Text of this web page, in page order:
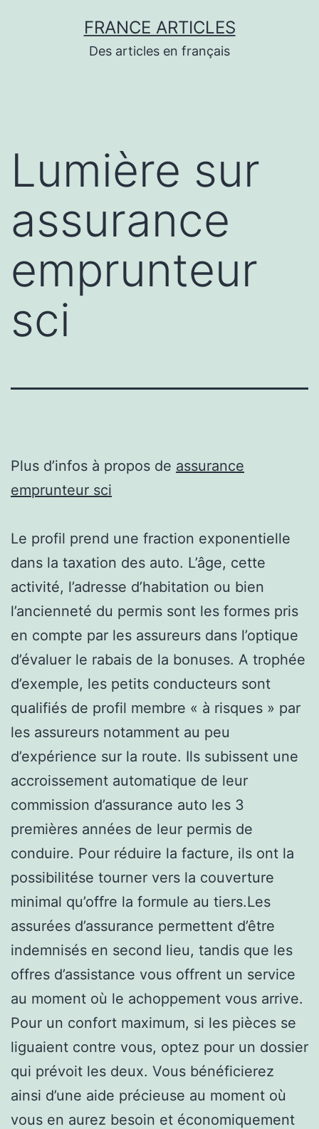
FRANCE ARTICLES
Des articles en français
Lumière sur
assurance
emprunteur
sci
Plus d’infos à propos de assurance
emprunteur sci
Le profil prend une fraction exponentielle
dans la taxation des auto. L’âge, cette
activité, l’adresse d’habitation ou bien
l’ancienneté du permis sont les formes pris
en compte par les assureurs dans l’optique
d’évaluer le rabais de la bonuses. A trophée
d’exemple, les petits conducteurs sont
qualifiés de profil membre « à risques » par
les assureurs notamment au peu
d’expérience sur la route. Ils subissent une
accroissement automatique de leur
commission d’assurance auto les 3
premières années de leur permis de
conduire. Pour réduire la facture, ils ont la
possibilitése tourner vers la couverture
minimal qu’offre la formule au tiers.Les
assurées d’assurance permettent d’être
indemnisés en second lieu, tandis que les
offres d’assistance vous offrent un service
au moment où le achoppement vous arrive.
Pour un confort maximum, si les pièces se
liguaient contre vous, optez pour un dossier
qui prévoit les deux. Vous bénéficierez
ainsi d’une aide précieuse au moment où
vous en aurez besoin et économiquement